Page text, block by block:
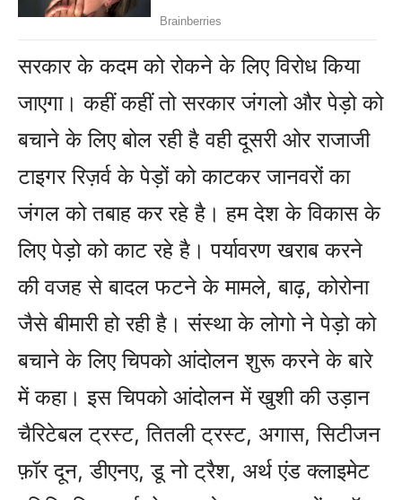
सरकार के कदम को रोकने के लिए विरोध किया
जाएगा। कहीं कहीं तो सरकार जंगलो और पेड़ो को
बचाने के लिए बोल रही है वही दूसरी ओर राजाजी
टाइगर रिज़र्व के पेड़ों को काटकर जानवरों का
जंगल को तबाह कर रहे है। हम देश के विकास के
लिए पेड़ो को काट रहे है। पर्यावरण खराब करने
की वजह से बादल फटने के मामले, बाढ़, कोरोना
जैसे बीमारी हो रही है। संस्था के लोगो ने पेड़ो को
बचाने के लिए चिपको आंदोलन शुरू करने के बारे
में कहा। इस चिपको आंदोलन में खुशी की उड़ान
चैरिटेबल ट्रस्ट, तितली ट्रस्ट, अगास, सिटीजन
फ़ॉर दून, डीएनए, डू नो ट्रैश, अर्थ एंड क्लाइमेट